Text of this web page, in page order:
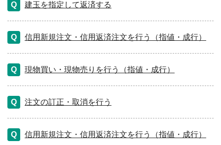
建玉を指定して返済する
信用新規注文・信用返済注文を行う（指値・成行）
現物買い・現物売りを行う（指値・成行）
注文の訂正・取消を行う
信用新規注文・信用返済注文を行う（指値・成行）